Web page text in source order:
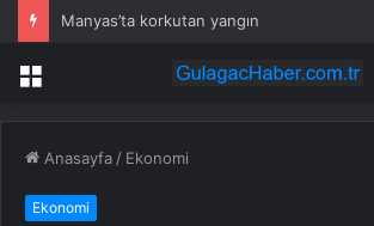
Manyas’ta korkutan yangın
Menü
Anasayfa / Ekonomi
Ekonomi